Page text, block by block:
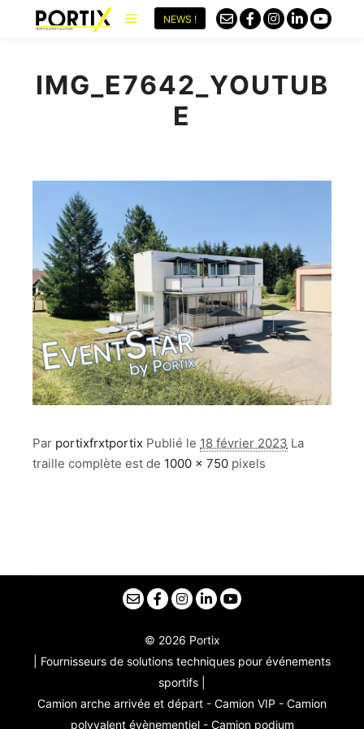
NEWS !
IMG_E7642_YOUTUB
E
Par portixfrxtportix Publié le 18 février 2023 La
traille complète est de 1000 × 750 pixels
© 2026 Portix
| Fournisseurs de solutions techniques pour événements
sportifs |
Camion arche arrivée et départ - Camion VIP - Camion
polyvalent évènementiel - Camion podium